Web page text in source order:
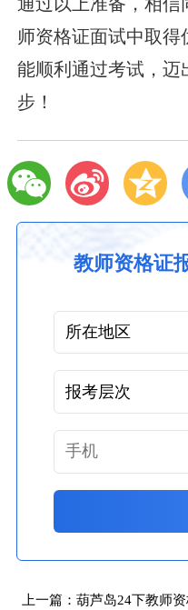
师资格证面试中取
能顺利通过考试，迈
步！
教师资格证
上一篇： 葫芦岛24下教师